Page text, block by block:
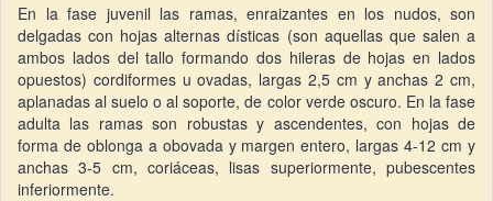
En la fase juvenil las ramas, enraizantes en los nudos, son
delgadas con hojas alternas dísticas (son aquellas que salen a
ambos lados del tallo formando dos hileras de hojas en lados
opuestos) cordiformes u ovadas, largas 2,5 cm y anchas 2 cm,
aplanadas al suelo o al soporte, de color verde oscuro. En la fase
adulta las ramas son robustas y ascendentes, con hojas de
forma de oblonga a obovada y margen entero, largas 4-12 cm y
anchas 3-5 cm, coriáceas, lisas superiormente, pubescentes
inferiormente.